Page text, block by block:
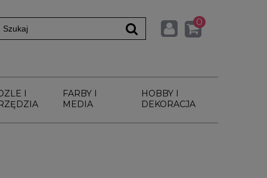
0
I
FARBY I
MEDIA
HOBBY I
DEKORACJA